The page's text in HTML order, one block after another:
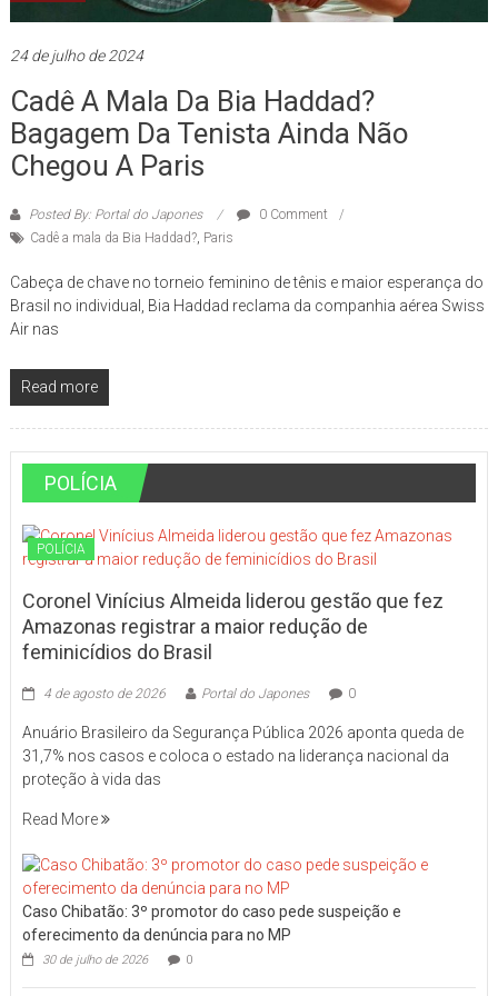
24 de julho de 2024
Cadê A Mala Da Bia Haddad?
Bagagem Da Tenista Ainda Não
Chegou A Paris
Posted By: Portal do Japones
0 Comment
Cadê a mala da Bia Haddad?, Paris
Cabeça de chave no torneio feminino de tênis e maior esperança do
Brasil no individual, Bia Haddad reclama da companhia aérea Swiss
Air nas
Read more
POLÍCIA
POLÍCIA
Coronel Vinícius Almeida liderou gestão que fez
Amazonas registrar a maior redução de
feminicídios do Brasil
4 de agosto de 2026 Portal do Japones 0
Anuário Brasileiro da Segurança Pública 2026 aponta queda de
31,7% nos casos e coloca o estado na liderança nacional da
proteção à vida das
Read More
Caso Chibatão: 3º promotor do caso pede suspeição e
oferecimento da denúncia para no MP
30 de julho de 2026 0